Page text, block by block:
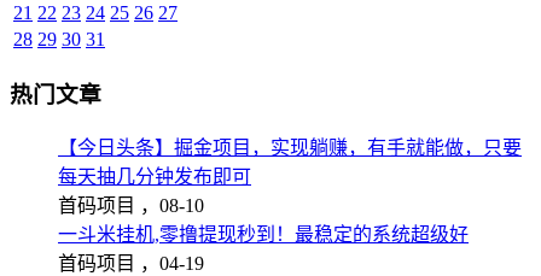
21 22 23 24 25 26 27
28 29 30 31
热门文章
【今日头条】掘金项目，实现躺赚，有手就能做，只要
每天抽几分钟发布即可
首码项目 ， 08-10
一斗米挂机,零撸提现秒到！最稳定的系统超级好
首码项目 ， 04-19